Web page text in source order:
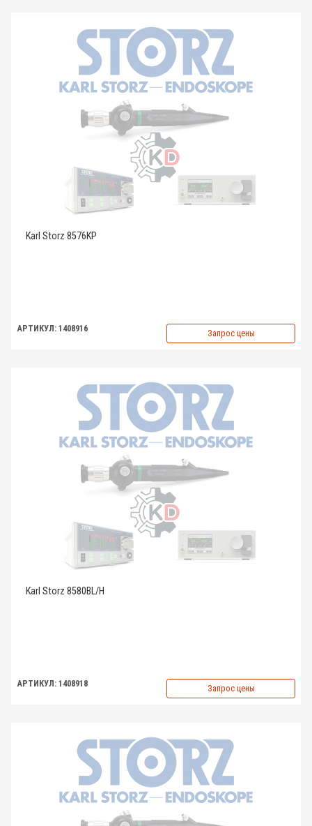
Karl Storz 8576KP
АРТИКУЛ: 1408916 Запрос цены
Karl Storz 8580BL/H
АРТИКУЛ: 1408918 Запрос цены